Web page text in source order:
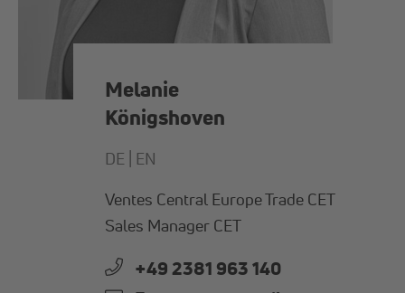
Melanie
Königshoven
DE | EN
Ventes Central Europe Trade CET
Sales Manager CET
+49 2381 963 140